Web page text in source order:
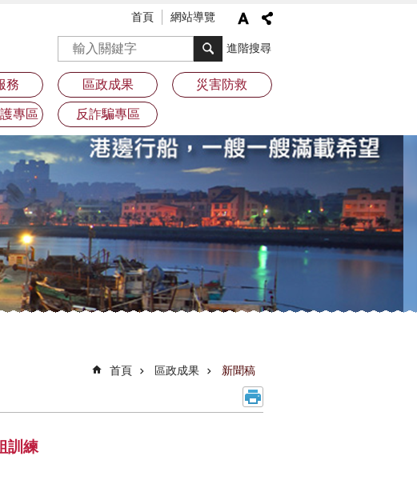
首頁 網站導覽
搜尋 進階搜尋
務 區政成果 災害防救
專區 反詐騙專區
首頁 區政成果 新聞稿
訓練